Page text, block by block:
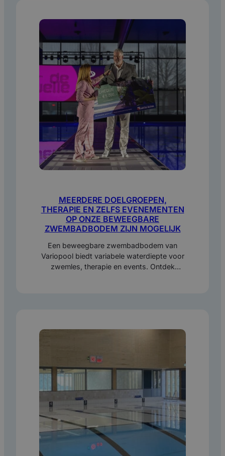
MEERDERE DOELGROEPEN,
THERAPIE EN ZELFS EVENEMENTEN
OP ONZE BEWEEGBARE
ZWEMBADBODEM ZIJN MOGELIJK
Een beweegbare zwembadbodem van
Variopool biedt variabele waterdiepte voor
zwemles, therapie en events. Ontdek